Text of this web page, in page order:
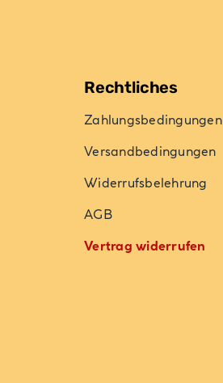
Rechtliches
Zahlungsbedingungen
Versandbedingungen
Widerrufsbelehrung
AGB
Vertrag widerrufen